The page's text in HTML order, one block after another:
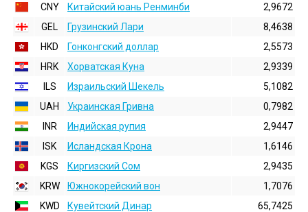
CNY
Китайский юань Ренминби
2,9672
GEL
Грузинский Лари
8,4638
HKD
Гонконгский доллаp
2,5573
HRK
Хорватская Куна
2,9339
ILS
Израильский Шекель
5,1082
UAH
Украинская Гривна
0,7982
INR
Индийская pупия
2,9447
ISK
Исландская Крона
1,6146
KGS
Киргизский Сом
2,9435
KRW
Южнокорейский вон
1,7076
KWD
Кувейтский Динар
65,7425